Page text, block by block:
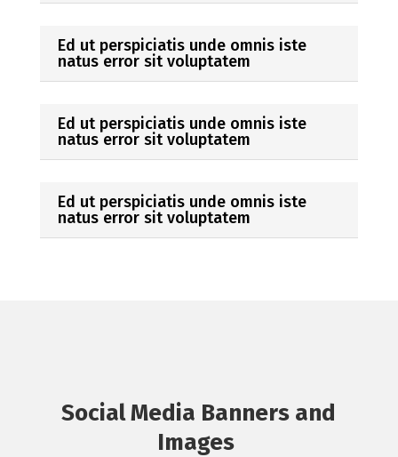
Ed ut perspiciatis unde omnis iste
natus error sit voluptatem
Ed ut perspiciatis unde omnis iste
natus error sit voluptatem
Ed ut perspiciatis unde omnis iste
natus error sit voluptatem
Social Media Banners and
Images